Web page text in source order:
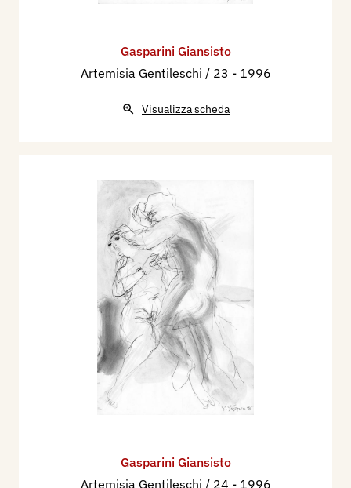
Gasparini Giansisto
Artemisia Gentileschi / 23 - 1996
Visualizza scheda
Gasparini Giansisto
Artemisia Gentileschi / 24 - 1996